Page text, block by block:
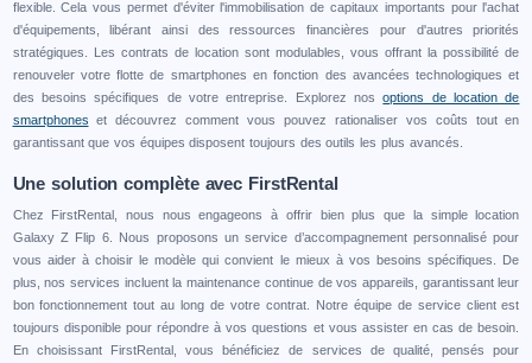
flexible. Cela vous permet d'éviter l'immobilisation de capitaux importants pour l'achat
d'équipements, libérant ainsi des ressources financières pour d'autres priorités
stratégiques. Les contrats de location sont modulables, vous offrant la possibilité de
renouveler votre flotte de smartphones en fonction des avancées technologiques et
des besoins spécifiques de votre entreprise. Explorez nosoptions de location de
smartphones et découvrez comment vous pouvez rationaliser vos coûts tout en
garantissant que vos équipes disposent toujours des outils les plus avancés.
Une solution complète avec FirstRental
Chez FirstRental, nous nous engageons à offrir bien plus que la simple location
Galaxy Z Flip 6. Nous proposons un service d’accompagnement personnalisé pour
vous aider à choisir le modèle qui convient le mieux à vos besoins spécifiques. De
plus, nos services incluent la maintenance continue de vos appareils, garantissant leur
bon fonctionnement tout au long de votre contrat. Notre équipe de service client est
toujours disponible pour répondre à vos questions et vous assister en cas de besoin.
En choisissant FirstRental, vous bénéficiez de services de qualité, pensés pour